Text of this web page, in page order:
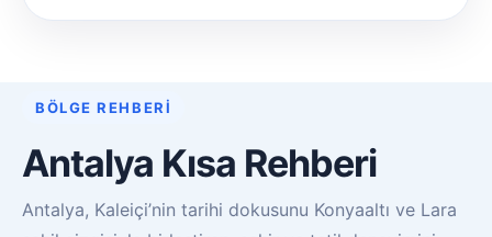
BÖLGE REHBERI
Antalya Kısa Rehberi
Antalya, Kaleiçi’nin tarihi dokusunu Konyaaltı ve Lara